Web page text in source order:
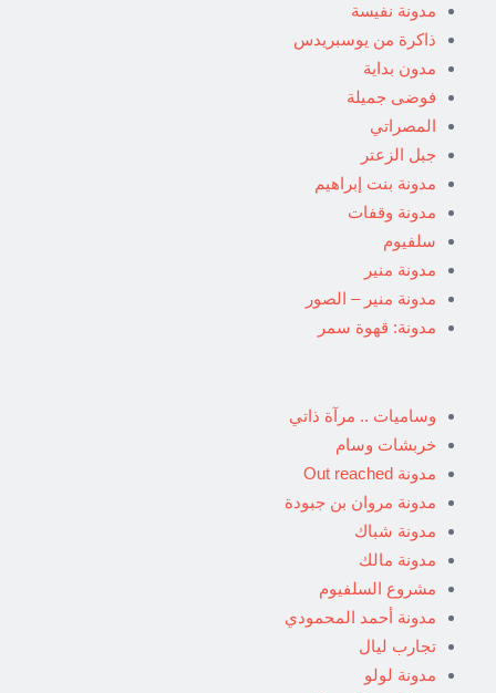
مدونة نفيسة
ذاكرة من يوسبريدس
مدون بداية
فوضى جميلة
المصراتي
جبل الزعتر
مدونة بنت إبراهيم
مدونة وقفات
سلفيوم
مدونة منير
مدونة منير – الصور
مدونة: قهوة سمر
وساميات .. مرآة ذاتي
خربشات وسام
مدونة Out reached
مدونة مروان بن جبودة
مدونة شباك
مدونة مالك
مشروع السلفيوم
مدونة أحمد المحمودي
تجارب ليال
مدونة لولو